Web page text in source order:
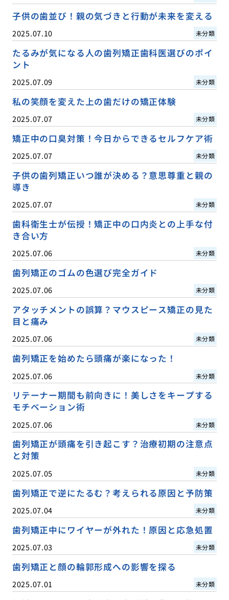
子供の歯並び！親の気づきと行動が未来を変える
2025.07.10 未分類
たるみが気になる人の歯列矯正歯科医選びのポイ
ント
2025.07.09 未分類
私の笑顔を変えた上の歯だけの矯正体験
2025.07.07 未分類
矯正中の口臭対策！今日からできるセルフケア術
2025.07.07 未分類
子供の歯列矯正いつ誰が決める？意思尊重と親の
導き
2025.07.07 未分類
歯科衛生士が伝授！矯正中の口内炎との上手な付
き合い方
2025.07.06 未分類
歯列矯正のゴムの色選び完全ガイド
2025.07.06 未分類
アタッチメントの誤算？マウスピース矯正の見た
目と痛み
2025.07.06 未分類
歯列矯正を始めたら頭痛が楽になった！
2025.07.06 未分類
リテーナー期間も前向きに！美しさをキープする
モチベーション術
2025.07.06 未分類
歯列矯正が頭痛を引き起こす？治療初期の注意点
と対策
2025.07.05 未分類
歯列矯正で逆にたるむ？考えられる原因と予防策
2025.07.04 未分類
歯列矯正中にワイヤーが外れた！原因と応急処置
2025.07.03 未分類
歯列矯正と顔の輪郭形成への影響を探る
2025.07.01 未分類